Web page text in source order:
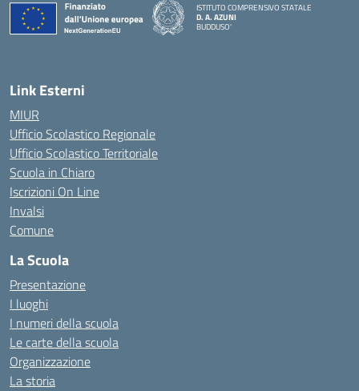
ISTITUTO COMPRENSIVO STATALE
D. A. AZUNI
BUDDUSO'
Link Esterni
MIUR
Ufficio Scolastico Regionale
Ufficio Scolastico Territoriale
Scuola in Chiaro
Iscrizioni On Line
Invalsi
Comune
La Scuola
Presentazione
I luoghi
I numeri della scuola
Le carte della scuola
Organizzazione
La storia